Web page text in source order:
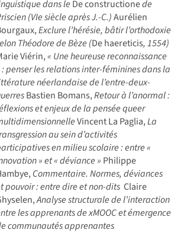
dans le De constructionede
(VIe siècle après J.-C.)Aurélien
Exclure l’hérésie, bâtir l’orthodoxie
Théodore de Bèze (De haereticis, 1554)
Viérin,« Une heureuse reconnaissance
: penser les relations inter-féminines dans la
néerlandaise de l’entre-deux-
Bastien Bomans,Retour à l’anormal :
et enjeux de la pensée queer
Vincent La Paglia,La
au sein d’activités
en milieu scolaire : entre «
» et « déviance » Philippe
Commentaire. Normes, déviances
pouvoir : entre dire et non-dits Claire
Analyse structurale de l’interaction
les apprenants de xMOOC et émergence
communautés apprenantes